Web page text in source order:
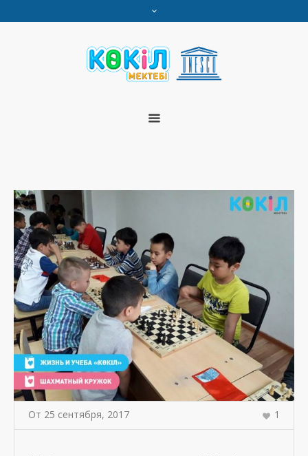
От 25 сентября, 2017 1